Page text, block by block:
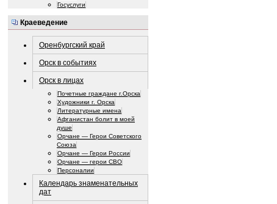
Госуслуги
Краеведение
Оренбургский край
Орск в событиях
Орск в лицах
Почетные граждане г.Орска
Художники г. Орска
Литературные имена
Афганистан болит в моей
душе
Орчане — Герои Советского
Союза
Орчане — Герои России
Орчане — герои СВО
Персоналии
Календарь знаменательных
дат